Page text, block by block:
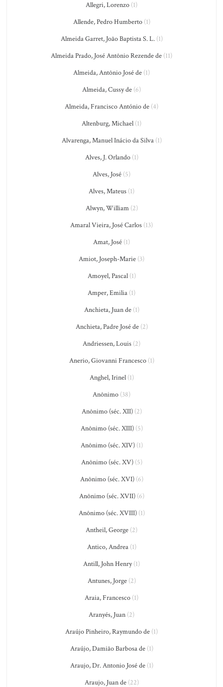
Allegri, Lorenzo (1)
Allende, Pedro Humberto(1)
Almeida Garret, João Baptista S. L.(1)
Almeida Prado, José Antônio Rezende de (11)
Almeida, Antônio José de (1)
Almeida, Cussy de (6)
Almeida, Francisco António de (4)
Altenburg, Michael (1)
Alvarenga, Manuel Inácio da Silva(1)
Alves, J. Orlando(1)
Alves, José (5)
Alves, Mateus (1)
Alwyn, William(2)
Amaral Vieira, José Carlos (13)
Amat, José (1)
Amiot, Joseph-Marie (3)
Amoyel, Pascal(1)
Amper, Emilia (1)
Anchieta, Juan de(1)
Anchieta, Padre José de(2)
Andriessen, Louis (2)
Anerio, Giovanni Francesco(1)
Anghel, Irinel(1)
Anônimo (38)
Anônimo (séc. XII)(2)
Anônimo (séc. XIII)(5)
Anônimo (séc. XIV)(1)
Anônimo (séc. XV)(5)
Anônimo (séc. XVI)(6)
Anônimo (séc. XVII)(6)
Anônimo (séc. XVIII)(1)
Antheil, George (2)
Antico, Andrea(1)
Antill, John Henry(1)
Antunes, Jorge(2)
Araia, Francesco (1)
Aranyés, Juan (2)
Araújo Pinheiro, Raymundo de (1)
Araújo, Damião Barbosa de(1)
Araujo, Dr. Antonio José de(1)
Araujo, Juan de(22)